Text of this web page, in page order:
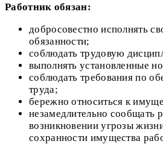
Работник обязан:
добросовестно исполнять
обязанности;
соблюдать трудовую
выполнять установленные
соблюдать требования по
труда;
бережно относиться к
незамедлительно сообщать
возникновении угрозы
сохранности имущества